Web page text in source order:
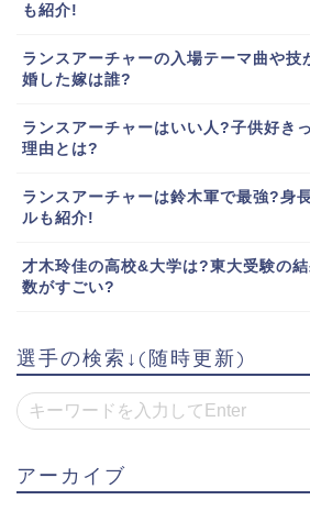
も紹介!
ランスアーチャーの入場テーマ曲や技
婚した嫁は誰?
ランスアーチャーはいい人?子供好き
理由とは?
ランスアーチャーは鈴木軍で最強?身
ルも紹介!
才木玲佳の高校&大学は?東大受験の
数がすごい?
選手の検索↓(随時更新)
アーカイブ